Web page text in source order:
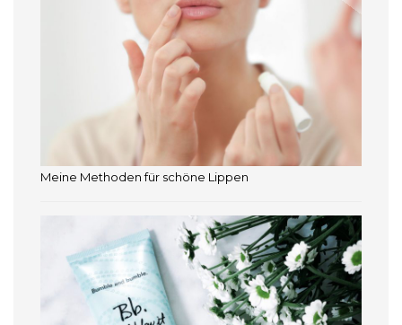
Meine Methoden für schöne Lippen